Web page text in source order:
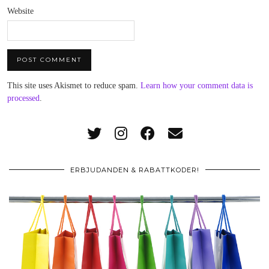
Website
This site uses Akismet to reduce spam. Learn how your comment data is
processed.
ERBJUDANDEN & RABATTKODER!